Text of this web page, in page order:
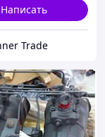
Написать
Trade